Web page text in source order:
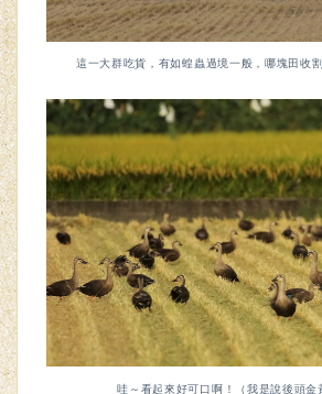
這一大群吃貨，有如蝗蟲過境一般，哪塊田收
哇～看起來好可口啊！（我是說後頭金